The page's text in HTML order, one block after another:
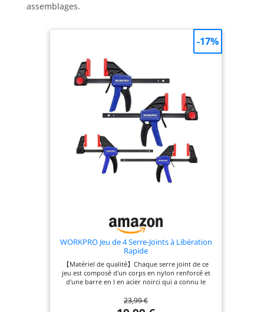
assemblages.
WORKPRO Jeu de 4 Serre-Joints à Libération
Rapide
【Matériel de qualité】Chaque serre joint de ce
jeu est composé d'un corps en nylon renforcé et
d'une barre en I en acier noirci qui a connu le
antirouilles. Et les coussinets de mâchoire souples
sont en matériel TPU, non seulement
23,99 €
-17%